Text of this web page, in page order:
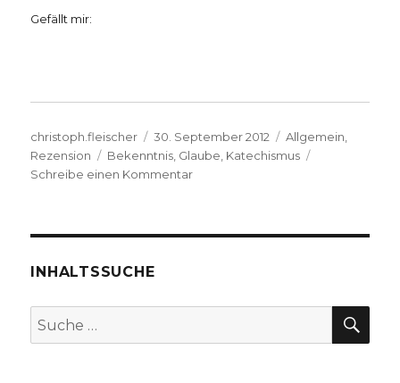
Gefällt mir:
Autor
christoph.fleischer
Veröffentlicht
am
30. September 2012 Kategorien
Allgemein
Rezension
Schlagwörter
Bekenntnis Glaube Katechismus
Schreibe einen Kommentarzu
Christoph
,
INHALTSSUCHE
Suche
nach: